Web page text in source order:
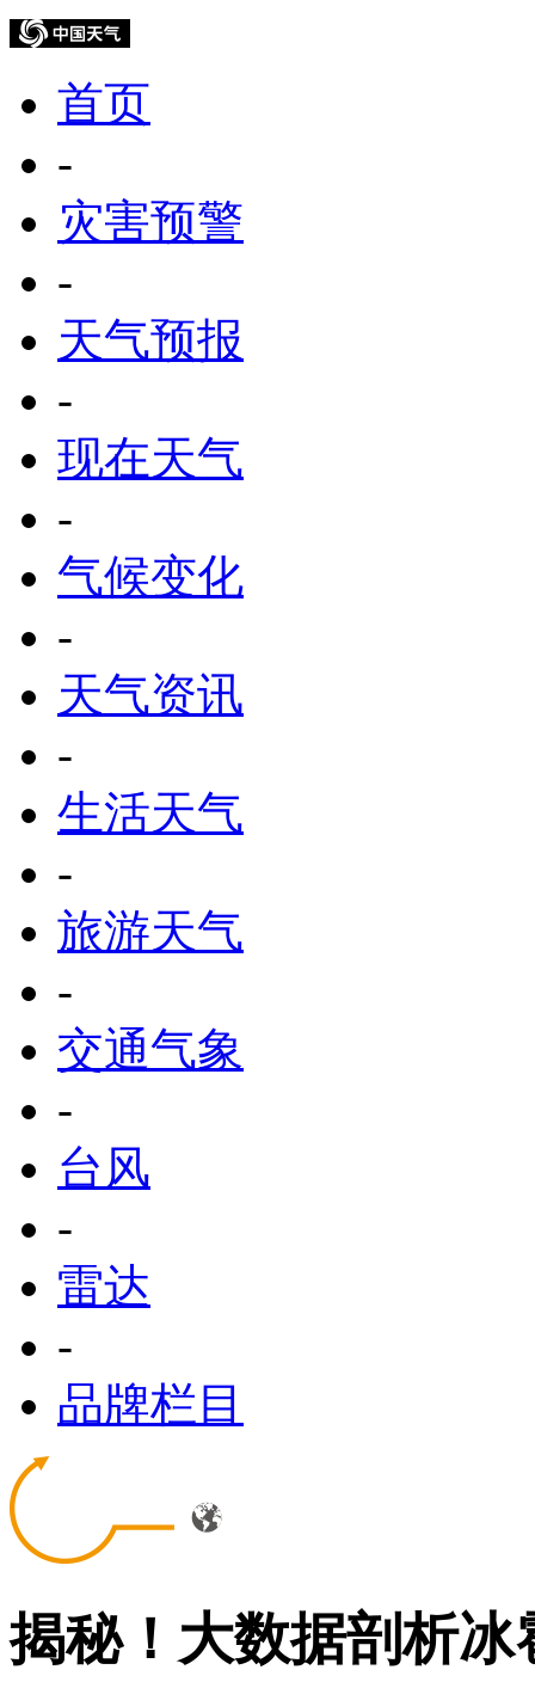
首页
-
灾害预警
-
天气预报
-
现在天气
-
气候变化
-
天气资讯
-
生活天气
-
旅游天气
-
交通气象
-
台风
-
雷达
-
品牌栏目
揭秘！大数据剖析